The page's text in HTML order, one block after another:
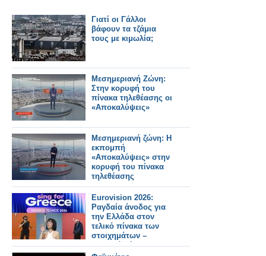
Γιατί οι Γάλλοι
βάφουν τα τζάμια
τους με κιμωλία;
Μεσημεριανή Ζώνη:
Στην κορυφή του
πίνακα τηλεθέασης οι
«Αποκαλύψεις»
Μεσημεριανή ζώνη: Η
εκπομπή
«Αποκαλύψεις» στην
κορυφή του πίνακα
τηλεθέασης
Eurovision 2026:
Ραγδαία άνοδος για
την Ελλάδα στον
τελικό πίνακα των
στοιχημάτων –
Σταθερά μέσα στα